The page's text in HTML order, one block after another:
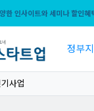
한 인사이트와 세미나 할인
정부
사업